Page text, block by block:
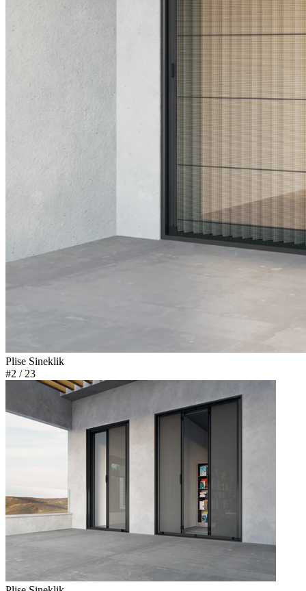
Plise Sineklik
#2 / 23